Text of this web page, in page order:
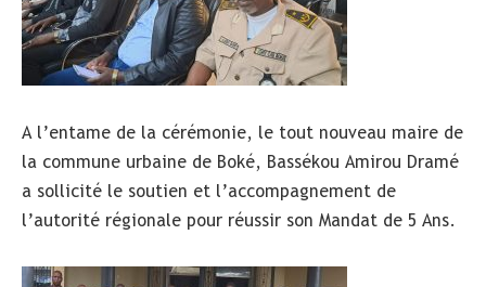
A l’entame de la cérémonie, le tout nouveau maire de
la commune urbaine de Boké, Bassékou Amirou Dramé
a sollicité le soutien et l’accompagnement de
l’autorité régionale pour réussir son Mandat de 5 Ans.